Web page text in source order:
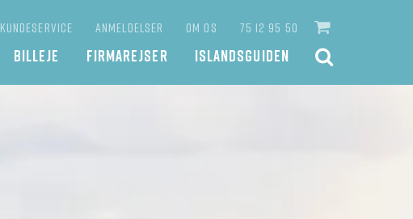
KUNDESERVICE ANMELDELSER OM OS
75 12 95 50
BILLEJE FIRMAREJSER ISLANDSGUIDEN
SØG